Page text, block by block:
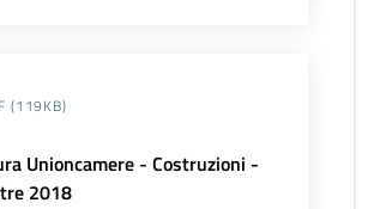
(119KB)
Unioncamere - Costruzioni -
2018